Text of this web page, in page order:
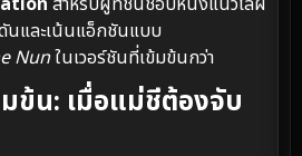
นและเน้นแอ็กชันแบบ
Nunในเวอร์ชันที่เข้มข้นกว่า
ข้น: เมื่อแม่ชีต้องจับ